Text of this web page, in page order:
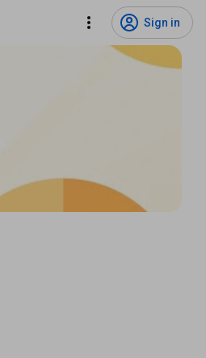
Sign in